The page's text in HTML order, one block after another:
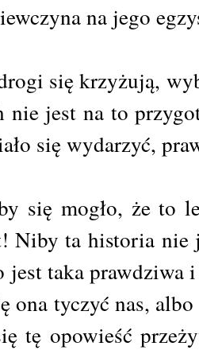
na jego
się krzyżują,
jest na to
się wydarzyć,
się mogło, że to
Niby ta historia nie
jest taka prawdziwa
ona tyczyć nas,
tę opowieść